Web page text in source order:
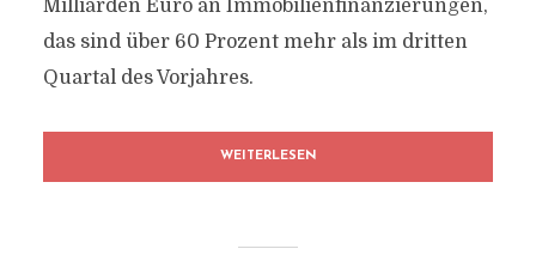
Milliarden Euro an Immobilienfinanzierungen,
das sind über 60 Prozent mehr als im dritten
Quartal des Vorjahres.
WEITERLESEN